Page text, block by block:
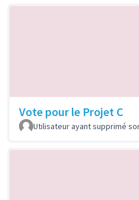
Vote pour le Projet C
Utilisateur ayant supprimé